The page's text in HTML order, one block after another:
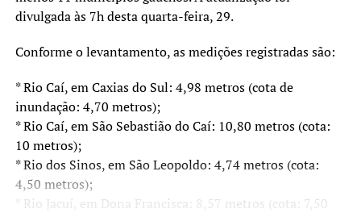
divulgada às 7h desta quarta-feira, 29.
Conforme o levantamento, as medições registradas são:
* Rio Caí, em Caxias do Sul: 4,98 metros (cota de
inundação: 4,70 metros);
* Rio Caí, em São Sebastião do Caí: 10,80 metros (cota:
10 metros);
* Rio dos Sinos, em São Leopoldo: 4,74 metros (cota:
4,50 metros);
* Rio Jacuí, em Dona Francisca: 8,57 metros (cota: 7,50